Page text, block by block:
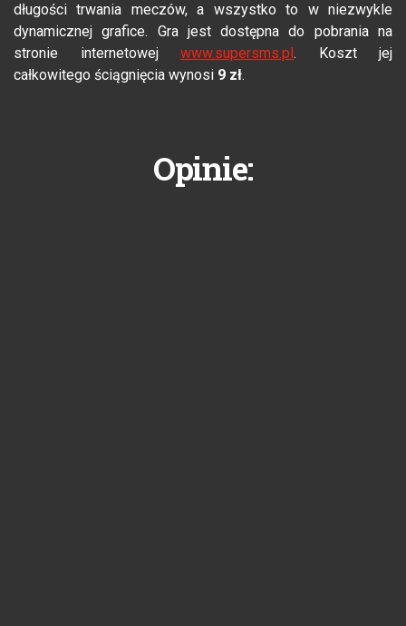
długości trwania meczów, a wszystko to w niezwykle
dynamicznej grafice. Gra jest dostępna do pobrania na
stronie internetowej www.supersms.pl . Koszt jej
całkowitego ściągnięcia wynosi 9 zł.
Opinie: